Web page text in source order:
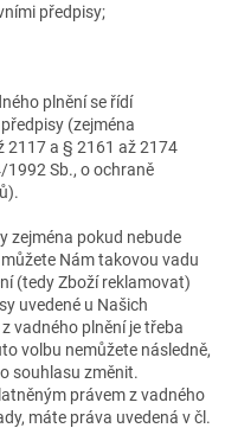
předpisy;
plnění se řídí
(zejména
2117 a § 2161 až 2174
Sb., o ochraně
zejména pokud nebude
můžete Nám takovou vadu
(tedy Zboží reklamovat)
uvedené u Našich
vadného plnění je třeba
volbu nemůžete následně,
souhlasu změnit.
právem z vadného
máte práva uvedená v čl.